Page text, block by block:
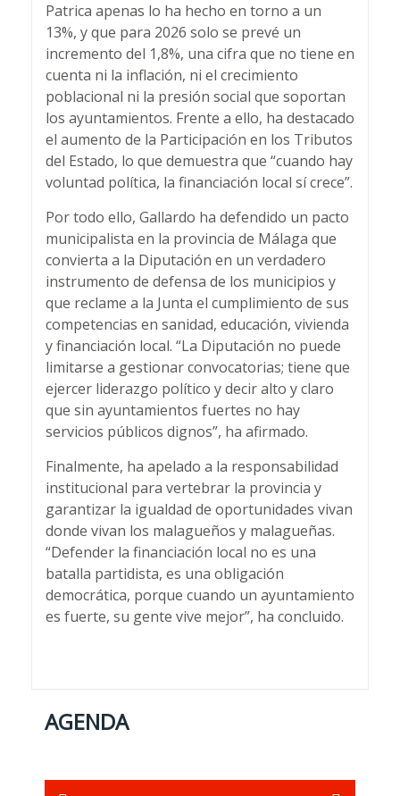
Patrica apenas lo ha hecho en torno a un
13%, y que para 2026 solo se prevé un
incremento del 1,8%, una cifra que no tiene en
cuenta ni la inflación, ni el crecimiento
poblacional ni la presión social que soportan
los ayuntamientos. Frente a ello, ha destacado
el aumento de la Participación en los Tributos
del Estado, lo que demuestra que “cuando hay
voluntad política, la financiación local sí crece”.
Por todo ello, Gallardo ha defendido un pacto
municipalista en la provincia de Málaga que
convierta a la Diputación en un verdadero
instrumento de defensa de los municipios y
que reclame a la Junta el cumplimiento de sus
competencias en sanidad, educación, vivienda
y financiación local. “La Diputación no puede
limitarse a gestionar convocatorias; tiene que
ejercer liderazgo político y decir alto y claro
que sin ayuntamientos fuertes no hay
servicios públicos dignos”, ha afirmado.
Finalmente, ha apelado a la responsabilidad
institucional para vertebrar la provincia y
garantizar la igualdad de oportunidades vivan
donde vivan los malagueños y malagueñas.
“Defender la financiación local no es una
batalla partidista, es una obligación
democrática, porque cuando un ayuntamiento
es fuerte, su gente vive mejor”, ha concluido.
AGENDA